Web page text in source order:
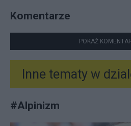
Komentarze
POKAŻ
Inne tematy w
#Alpinizm